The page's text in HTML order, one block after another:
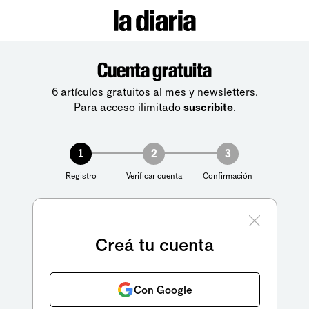
Cuenta gratuita
6 artículos gratuitos al mes y newsletters.
Para acceso ilimitado suscribite.
1
Registro
2
Verificar cuenta
3
Confirmación
Creá tu cuenta
Con Google